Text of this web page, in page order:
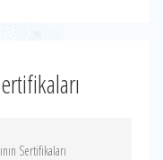
Sertifikaları